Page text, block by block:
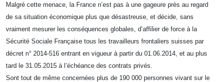
Malgré cette menace, la France n’est pas à une gageure près au regard
de sa situation économique plus que désastreuse, et décide, sans
vraiment mesurer les conséquences globales, d’affilier de force à la
Sécurité Sociale Française tous les travailleurs frontaliers suisses par
décret n° 2014-516 entrant en vigueur à partir du 01.06.2014, et au plus
tard le 31.05.2015 à l’échéance des contrats privés.
Sont tout de même concernées plus de 190 000 personnes vivant sur le